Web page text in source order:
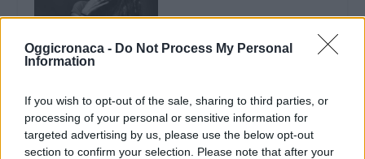
Oggicronaca - Do Not Process My Personal
Information
If you wish to opt-out of the sale, sharing to third parties, or
processing of your personal or sensitive information for
targeted advertising by us, please use the below opt-out
section to confirm your selection. Please note that after your
Muse Festival 2025 a
Sanremo
11 Giugno 2025
In "Ponente Ligure"